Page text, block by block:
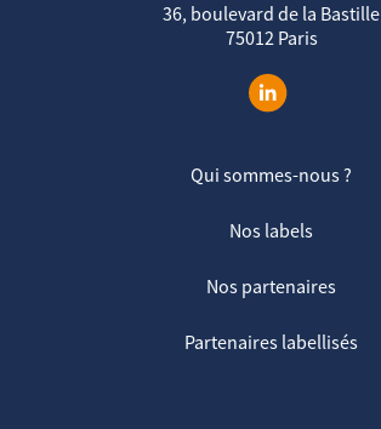
36, boulevard de la Bastille
75012 Paris
Qui sommes-nous ?
Nos labels
Nos partenaires
Partenaires labellisés